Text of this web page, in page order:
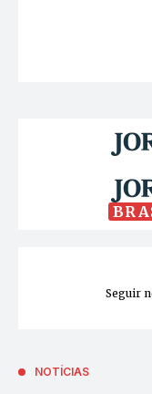
Seguir
NOTÍCIAS